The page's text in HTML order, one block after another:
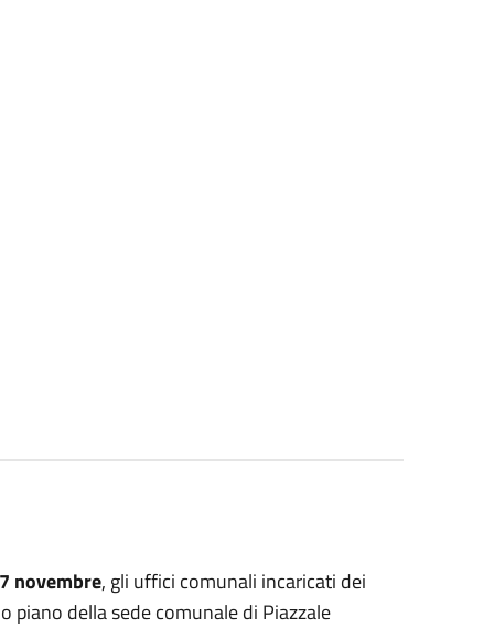
novembre, gli uffici comunali incaricati dei
della sede comunale di Piazzale